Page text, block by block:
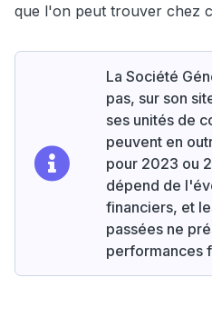
que l'on peut trouver chez
La Société
pas, sur son
ses unités de
peuvent en
pour 2023 ou
dépend de
financiers, et
passées ne
performances